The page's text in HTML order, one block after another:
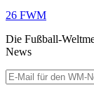
26 FWM
Die Fußball-
News